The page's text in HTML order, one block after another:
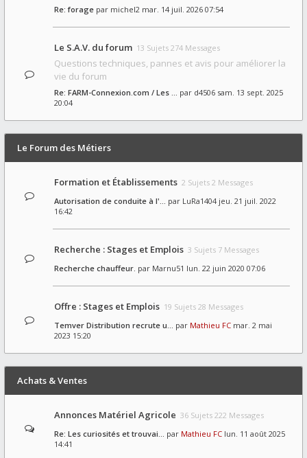
Re: forage par michel2 mar. 14 juil. 2026 07:54
Le S.A.V. du forum 13 Sujets 274 Messages
Questions techniques, pannes et avis pour améliorer la
vie du forum
Re: FARM-Connexion.com / Les … par d4506 sam. 13 sept. 2025
20:04
Le Forum des Métiers
Formation et Établissements 2 Sujets 2 Messages
Autorisation de conduite à l'… par LuRa1404 jeu. 21 juil. 2022
16:42
Recherche : Stages et Emplois 3 Sujets 7 Messages
Recherche chauffeur. par Marnu51 lun. 22 juin 2020 07:06
Offre : Stages et Emplois 19 Sujets 28 Messages
Temver Distribution recrute u… par Mathieu FC mar. 2 mai
2023 15:20
Achats & Ventes
Annonces Matériel Agricole 36 Sujets 222 Messages
Re: Les curiosités et trouvai… par Mathieu FC lun. 11 août 2025
14:41